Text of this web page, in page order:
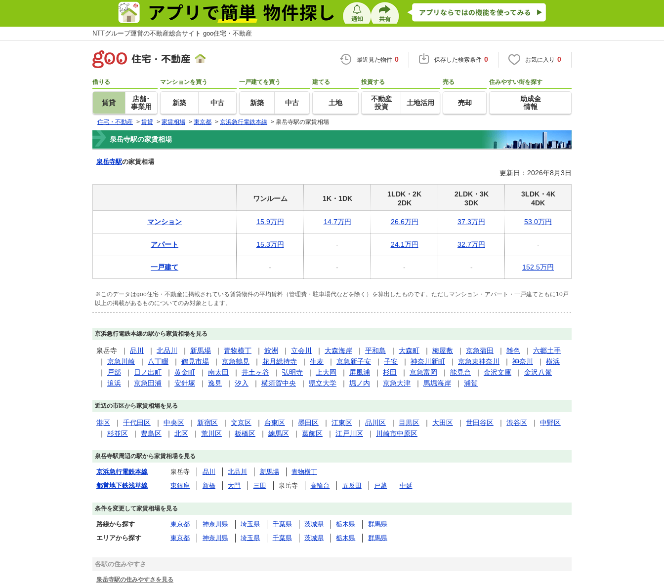
NTTグループ運営の不動産総合サイト goo住宅・不動産
最近見た物件 0 保存した検索条件 0 お気に入り 0
借りる
賃貸
店舗･
事業用
マンションを買う
新築 中古
一戸建てを買う
新築 中古
建てる
土地
投資する
不動産
投資
土地活用
売る
売却
住みやすい街を探す
助成金
情報
住宅・不動産 > 賃貸 > 家賃相場 > 東京都 > 京浜急行電鉄本線 > 泉岳寺駅の家賃相場
泉岳寺駅の家賃相場
泉岳寺駅の家賃相場
更新日：2026年8月3日
ワンルーム 1K・1DK
1LDK・2K
2DK
2LDK・3K
3DK
3LDK・4K
4DK
マンション 15.9万円 14.7万円 26.6万円 37.3万円 53.0万円
アパート 15.3万円 - 24.1万円 32.7万円 -
一戸建て - - - - 152.5万円
※このデータはgoo住宅・不動産に掲載されている賃貸物件の平均賃料（管理費・駐車場代などを除く）を算出したものです。ただしマンション・アパート・一戸建てともに10戸
以上の掲載があるものについてのみ対象とします。
京浜急行電鉄本線の駅から家賃相場を見る
泉岳寺 ｜ 品川 ｜ 北品川 ｜ 新馬場 ｜ 青物横丁 ｜ 鮫洲 ｜ 立会川 ｜ 大森海岸 ｜ 平和島 ｜ 大森町 ｜ 梅屋敷 ｜ 京急蒲田 ｜ 雑色 ｜ 六郷土手
｜ 京急川崎 ｜ 八丁畷 ｜ 鶴見市場 ｜ 京急鶴見 ｜ 花月総持寺 ｜ 生麦 ｜ 京急新子安 ｜ 子安 ｜ 神奈川新町 ｜ 京急東神奈川 ｜ 神奈川 ｜ 横浜
｜
戸部 ｜ 日ノ出町 ｜ 黄金町 ｜ 南太田 ｜ 井土ヶ谷 ｜ 弘明寺 ｜ 上大岡 ｜ 屏風浦 ｜ 杉田 ｜ 京急富岡 ｜ 能見台 ｜ 金沢文庫 ｜ 金沢八景
｜ 追浜 ｜ 京急田浦 ｜ 安針塚 ｜ 逸見 ｜ 汐入 ｜ 横須賀中央 ｜ 県立大学 ｜ 堀ノ内 ｜ 京急大津 ｜ 馬堀海岸 ｜ 浦賀
近辺の市区から家賃相場を見る
港区 ｜ 千代田区 ｜ 中央区 ｜ 新宿区 ｜ 文京区 ｜ 台東区 ｜ 墨田区 ｜ 江東区 ｜ 品川区 ｜ 目黒区 ｜ 大田区 ｜ 世田谷区 ｜ 渋谷区 ｜ 中野区
｜ 杉並区 ｜ 豊島区 ｜ 北区 ｜ 荒川区 ｜ 板橋区 ｜ 練馬区 ｜ 葛飾区 ｜ 江戸川区 ｜ 川崎市中原区
泉岳寺駅周辺の駅から家賃相場を見る
京浜急行電鉄本線 泉岳寺 品川 北品川 新馬場
青物横丁
都営地下鉄浅草線
東銀座 新橋 大門 三田 泉岳寺 高輪台 五反田 戸越 中延
条件を変更して家賃相場を見る
路線から探す 東京都 神奈川県 埼玉県 千葉県 茨城県 栃木県
群馬県
エリアから探す
東京都 神奈川県 埼玉県 千葉県 茨城県 栃木県 群馬県
各駅の住みやすさ
泉岳寺駅の住みやすさを見る